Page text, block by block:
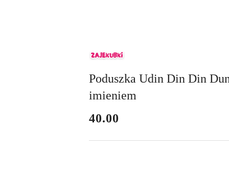
ZAJEKUBKI
Poduszka Udin Din Din
imieniem
cena:
40.00